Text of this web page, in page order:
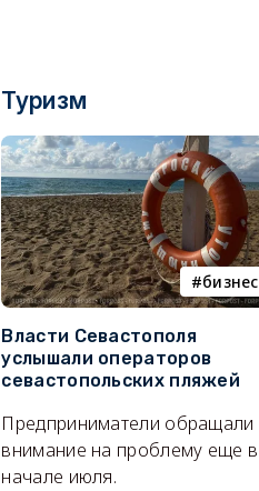
Туризм
бизнес
Власти Севастополя
услышали операторов
севастопольских пляжей
Предприниматели обращали
внимание на проблему еще в
начале июля.